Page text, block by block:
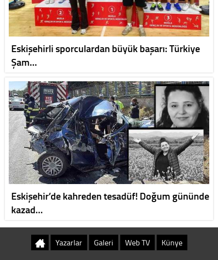
Eskişehirli sporculardan büyük başarı: Türkiye
Şam…
Eskişehir’de kahreden tesadüf! Doğum gününde
kazad…
Yazarlar Galeri Web TV Künye